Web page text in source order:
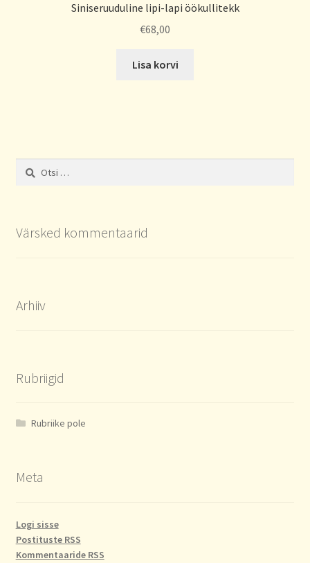
Siniseruuduline lipi-lapi öökullitekk
€68,00
Lisa korvi
Otsi:
Värsked kommentaarid
Arhiiv
Rubriigid
Rubriike pole
Meta
Logi sisse
Postituste RSS
Kommentaaride RSS